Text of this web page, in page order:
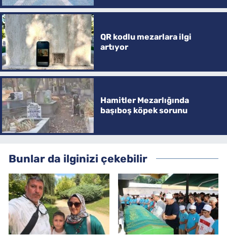
QR kodlu mezarlara ilgi
artıyor
Hamitler Mezarlığında
başıboş köpek sorunu
Bunlar da ilginizi çekebilir